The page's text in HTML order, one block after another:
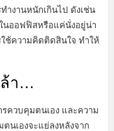
ำงานหนักเกินไป ดังเช่น
นออฟฟิสหรือแค่นั่งอยู่น่า
ใช้ความคิดติดสินใจ ทำให้
ล้า…
รควบคุมตนเอง และความ
นเองจะแย่ลงหลังจาก